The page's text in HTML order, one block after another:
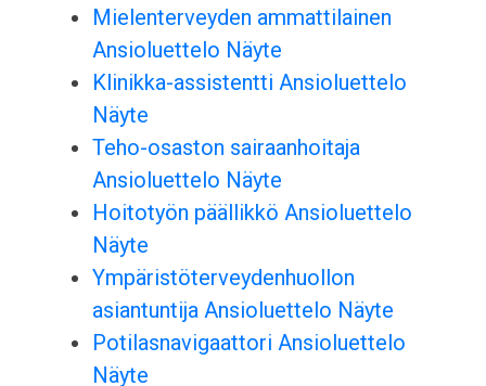
Mielenterveyden ammattilainen
Ansioluettelo Näyte
Klinikka-assistentti Ansioluettelo
Näyte
Teho-osaston sairaanhoitaja
Ansioluettelo Näyte
Hoitotyön päällikkö Ansioluettelo
Näyte
Ympäristöterveydenhuollon
asiantuntija Ansioluettelo Näyte
Potilasnavigaattori Ansioluettelo
Näyte